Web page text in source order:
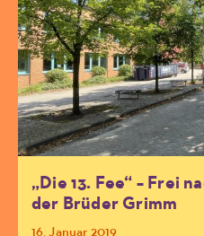
„Die 13. Fee“ – Frei
der Brüder Grimm
16. Januar 2019